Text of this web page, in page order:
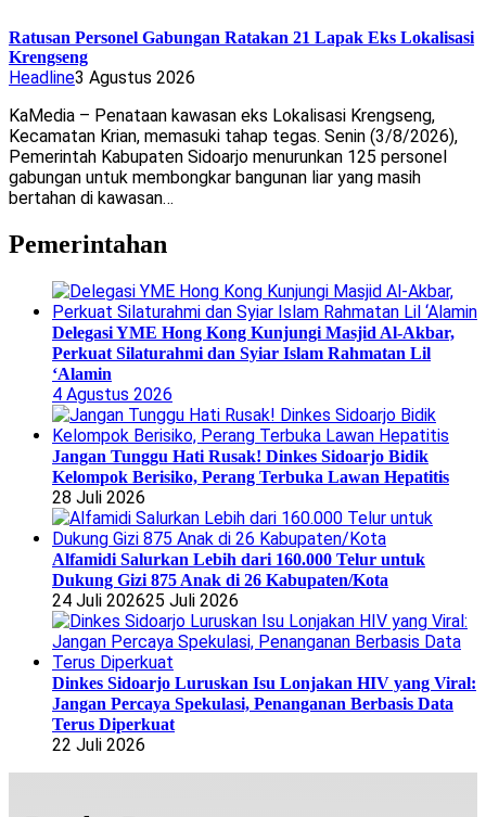
Ratusan Personel Gabungan Ratakan 21 Lapak Eks Lokalisasi
Krengseng
Headline3 Agustus 2026
KaMedia – Penataan kawasan eks Lokalisasi Krengseng,
Kecamatan Krian, memasuki tahap tegas. Senin (3/8/2026),
Pemerintah Kabupaten Sidoarjo menurunkan 125 personel
gabungan untuk membongkar bangunan liar yang masih
bertahan di kawasan…
Pemerintahan
Delegasi YME Hong Kong Kunjungi Masjid Al-Akbar,
Perkuat Silaturahmi dan Syiar Islam Rahmatan Lil
‘Alamin
4 Agustus 2026
Jangan Tunggu Hati Rusak! Dinkes Sidoarjo Bidik
Kelompok Berisiko, Perang Terbuka Lawan Hepatitis
28 Juli 2026
Alfamidi Salurkan Lebih dari 160.000 Telur untuk
Dukung Gizi 875 Anak di 26 Kabupaten/Kota
24 Juli 202625 Juli 2026
Dinkes Sidoarjo Luruskan Isu Lonjakan HIV yang Viral:
Jangan Percaya Spekulasi, Penanganan Berbasis Data
Terus Diperkuat
22 Juli 2026